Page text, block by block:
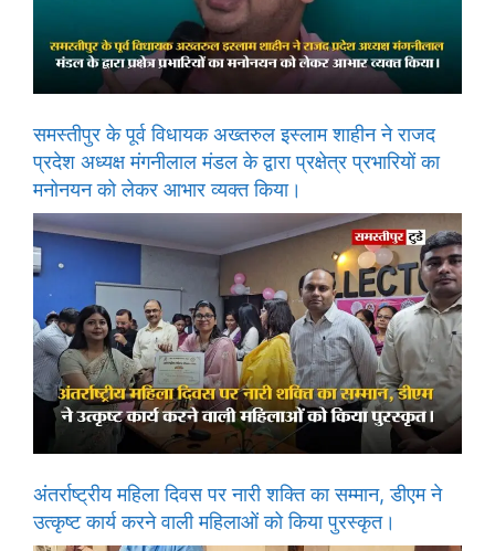
समस्तीपुर के पूर्व विधायक अख्तरुल इस्लाम शाहीन ने राजद
प्रदेश अध्यक्ष मंगनीलाल मंडल के द्वारा प्रक्षेत्र प्रभारियों का
मनोनयन को लेकर आभार व्यक्त किया।
अंतर्राष्ट्रीय महिला दिवस पर नारी शक्ति का सम्मान, डीएम ने
उत्कृष्ट कार्य करने वाली महिलाओं को किया पुरस्कृत।